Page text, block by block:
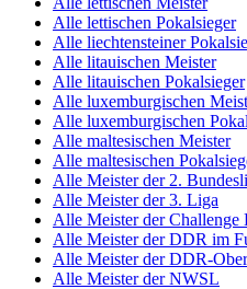
Alle lettischen Pokalsieger
Alle liechtensteiner
Alle litauischen Meister
Alle litauischen Pokalsieger
Alle luxemburgischen
Alle luxemburgischen
Alle maltesischen Meister
Alle maltesischen
Alle Meister der 2.
Alle Meister der 3. Liga
Alle Meister der Challenge
Alle Meister der DDR im
Alle Meister der DDR-
Alle Meister der NWSL